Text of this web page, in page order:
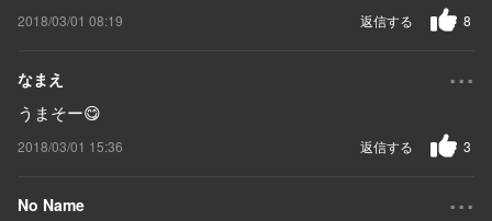
2018/03/01 08:19 8
返信する
なまえ ...
うまそー😋
2018/03/01 15:36 3
返信する
No Name ...